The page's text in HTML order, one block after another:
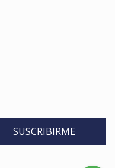
SUSCRIBIRME